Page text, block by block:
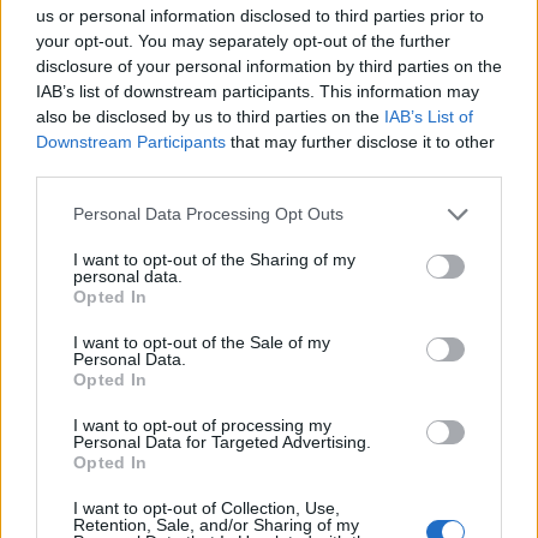
us or personal information disclosed to third parties prior to
your opt-out. You may separately opt-out of the further
disclosure of your personal information by third parties on the
IAB’s list of downstream participants. This information may
also be disclosed by us to third parties on the IAB’s List of
Downstream Participants that may further disclose it to other
Personal Data Processing Opt Outs
I want to opt-out of the Sharing of my
personal data.
Opted In
I want to opt-out of the Sale of my
Personal Data.
Opted In
I want to opt-out of processing my
Personal Data for Targeted Advertising.
Opted In
I want to opt-out of Collection, Use,
Retention, Sale, and/or Sharing of my
Turqia vendos kufizime
për anijet tregtare drejt
Detit të Zi pas shtimit të
sulmeve në rajon
Senati amerikan
konfirmon me shumicë të
ngushtë Todd Blanche si
Prokuror i Përgjithshëm i
SHBA-së
Vdekjet e personave të
lidhur me Jeffrey Epstein
që ushqyen teoritë
konspirative
Përplasja Madrid-Romë
kontrollet kufitare
pezullojnë përkohësisht